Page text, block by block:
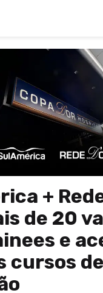
+
de 20
e
cursos de